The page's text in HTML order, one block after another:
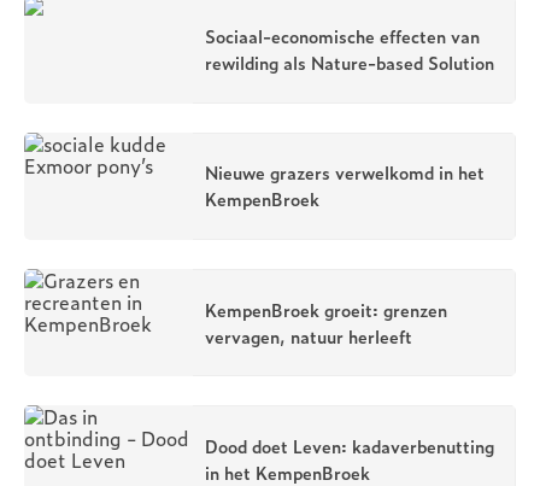
Sociaal-economische effecten van
rewilding als Nature-based Solution
Nieuwe grazers verwelkomd in het
KempenBroek
KempenBroek groeit: grenzen
vervagen, natuur herleeft
Dood doet Leven: kadaverbenutting
in het KempenBroek